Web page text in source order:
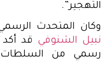
التهجير”.
وكان المتحدث
نبيل الشنوفي قد
رسمي من السلطات